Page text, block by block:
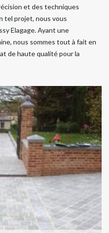
et des techniques
tel projet, nous vous
Elagage. Ayant une
nous sommes tout à fait en
de haute qualité pour la